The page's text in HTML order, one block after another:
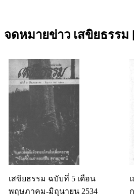
จดหมายข่าว เสขิยธรรม
เสขิยธรรม ฉบับที่ 5 เดือน
พฤษภาคม-มิถุนายน 2534